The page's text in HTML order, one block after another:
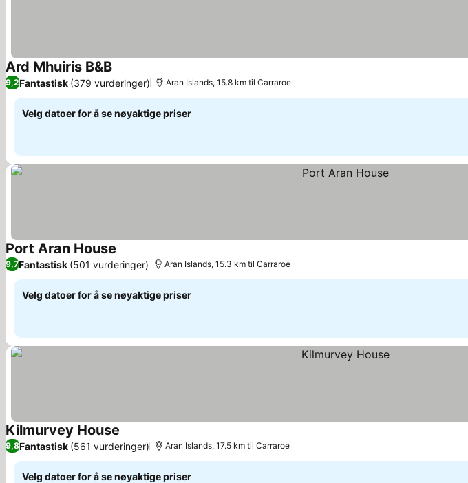
Ard Mhuiris B&BSe priser
9,2Fantastisk (379 vurderinger) Aran Islands, 15.8 km til Carraroe
Velg datoer for å se nøyaktige priser
Port Aran House Se priser
9,7Fantastisk (501 vurderinger) Aran Islands, 15.3 km til Carraroe
Velg datoer for å se nøyaktige priser
Kilmurvey House Se priser
9,8Fantastisk (561 vurderinger) Aran Islands, 17.5 km til Carraroe
Velg datoer for å se nøyaktige priser